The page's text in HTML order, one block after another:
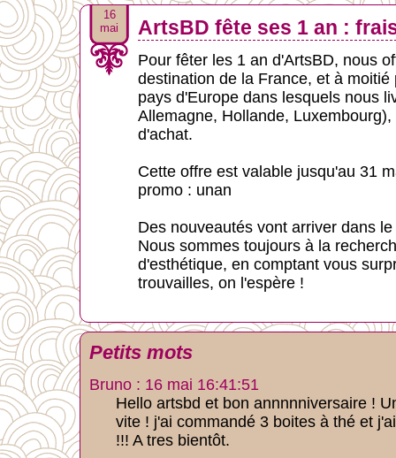
16
mai
ArtsBD fête ses 1 an :
Pour fêter les 1 an d'ArtsBD, nous
destination de la France, et à moitié
pays d'Europe dans lesquels nous
Allemagne, Hollande,
d'achat.
Cette offre est valable jusqu'au 31
promo : unan
Des nouveautés vont arriver dans
Nous sommes toujours à la
d'esthétique, en comptant vous
trouvailles, on l'espère !
Petits mots
Bruno : 16 mai 16:41:51
Hello artsbd et bon annnnniversaire !
vite ! j'ai commandé 3 boites à thé et
!!! A tres bientôt.